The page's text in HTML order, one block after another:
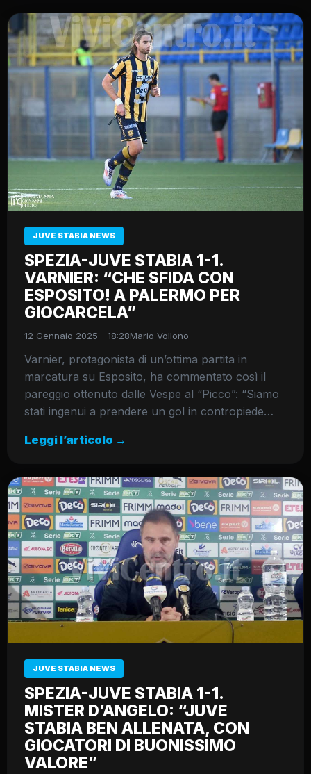
JUVE STABIA NEWS
SPEZIA-JUVE STABIA 1-1.
VARNIER: “CHE SFIDA CON
ESPOSITO! A PALERMO PER
GIOCARCELA”
12 Gennaio 2025 - 18:28Mario Vollono
Varnier, protagonista di un’ottima partita in
marcatura su Esposito, ha commentato così il
pareggio ottenuto dalle Vespe al “Picco”: “Siamo
stati ingenui a prendere un gol in contropiede…
Leggi l’articolo →
JUVE STABIA NEWS
SPEZIA-JUVE STABIA 1-1.
MISTER D’ANGELO: “JUVE
STABIA BEN ALLENATA, CON
GIOCATORI DI BUONISSIMO
VALORE”